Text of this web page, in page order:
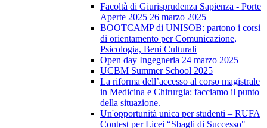
Facoltà di Giurisprudenza Sapienza - Porte
Aperte 2025 26 marzo 2025
BOOTCAMP di UNISOB: partono i corsi
di orientamento per Comunicazione,
Psicologia, Beni Culturali
Open day Ingegneria 24 marzo 2025
UCBM Summer School 2025
La riforma dell’accesso al corso magistrale
in Medicina e Chirurgia: facciamo il punto
della situazione.
Un'opportunità unica per studenti – RUFA
Contest per Licei “Sbagli di Successo"